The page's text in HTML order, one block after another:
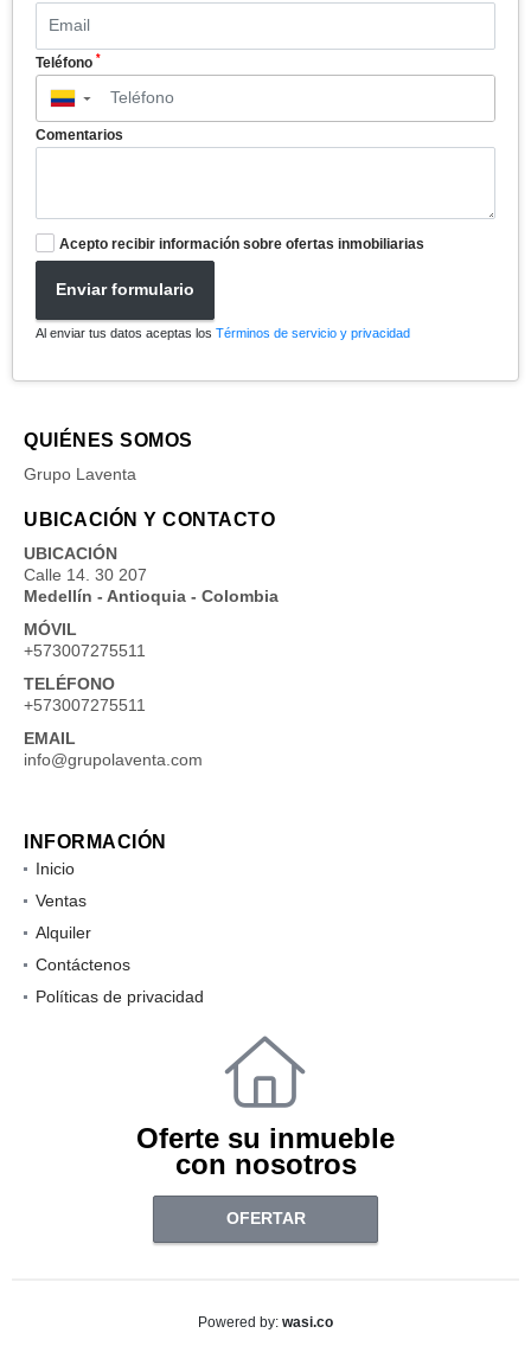
Teléfono *
▼
Comentarios
Acepto recibir información sobre ofertas inmobiliarias
Enviar formulario
Al enviar tus datos aceptas los Términos de servicio y privacidad
QUIÉNES SOMOS
Grupo Laventa
UBICACIÓN Y CONTACTO
UBICACIÓN
Calle 14. 30 207
Medellín - Antioquia - Colombia
MÓVIL
+573007275511
TELÉFONO
+573007275511
EMAIL
info@grupolaventa.com
INFORMACIÓN
Inicio
Ventas
Alquiler
Contáctenos
Políticas de privacidad
Oferte su inmueble
con nosotros
OFERTAR
Powered by: wasi.co